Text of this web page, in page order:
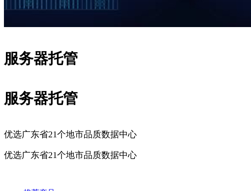
服务器托管
服务器托管
优选广东省21个地市品质数据中心
优选广东省21个地市品质数据中心